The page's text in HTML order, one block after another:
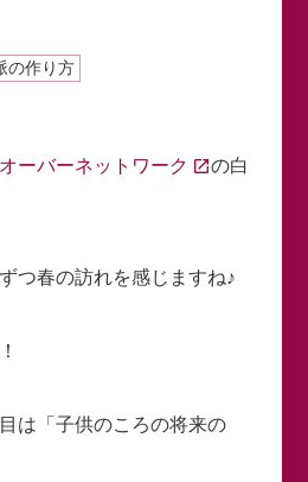
の作り方
ーバーネットワーク
の白
つ春の訪れを感じますね♪
は「子供のころの将来の